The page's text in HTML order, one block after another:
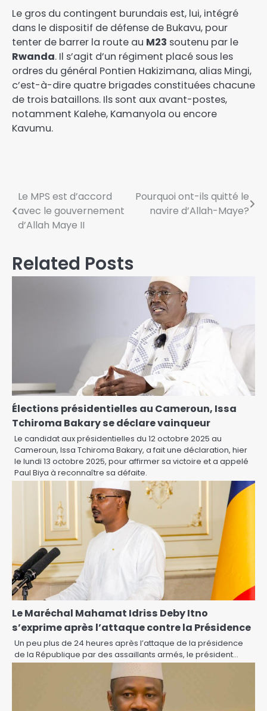
Le gros du contingent burundais est, lui, intégré
dans le dispositif de défense de Bukavu, pour
tenter de barrer la route au M23 soutenu par le
Rwanda. Il s’agit d’un régiment placé sous les
ordres du général Pontien Hakizimana, alias Mingi,
c’est-à-dire quatre brigades constituées chacune
de trois bataillons. Ils sont aux avant-postes,
notamment Kalehe, Kamanyola ou encore
Kavumu.
Le MPS est d’accord
avec le gouvernement
d’Allah Maye II
Pourquoi ont-ils quitté le
navire d’Allah-Maye?
Related Posts
Élections présidentielles au Cameroun, Issa
Tchiroma Bakary se déclare vainqueur
Le candidat aux présidentielles du 12 octobre 2025 au
Cameroun, Issa Tchiroma Bakary, a fait une déclaration, hier
le lundi 13 octobre 2025, pour affirmer sa victoire et a appelé
Paul Biya à reconnaître sa défaite.
Le Maréchal Mahamat Idriss Deby Itno
s’exprime après l’attaque contre la Présidence
Un peu plus de 24 heures après l’attaque de la présidence
de la République par des assaillants armés, le président…